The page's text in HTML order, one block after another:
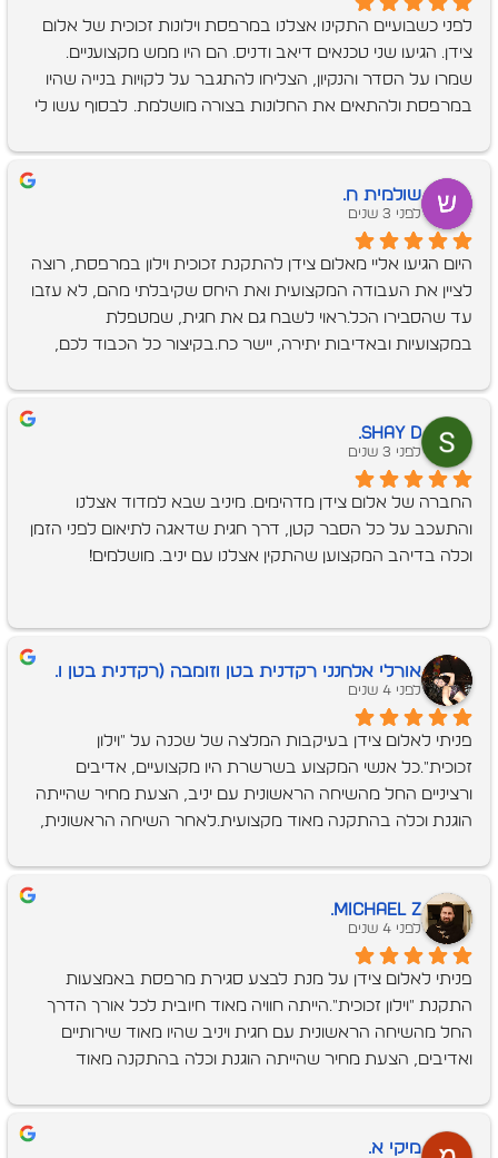
לפני כשבועיים התקינו אצלנו במרפסת וילונות זכוכית של אלום
צידן. הגיעו שני טכנאים דיאב ודניס. הם היו ממש מקצועניים.
שמרו על הסדר והנקיון, הצליחו להתגבר על לקויות בנייה שהיו
במרפסת ולהתאים את החלונות בצורה מושלמת. לבסוף עשו לי
היו ממש נחמדים ברמות שלא רגילים לראות פה בארץ. מאז
בחום.
שולמית ח.
לפני 3 שנים
היום הגיעו אליי מאלום צידן להתקנת זכוכית וילון במרפסת, רוצה
לציין את העבודה המקצועית ואת היחס שקיבלתי מהם, לא עזבו
עד שהסבירו הכל.ראוי לשבח גם את חגית, שמטפלת
במקצועיות ובאדיבות יתירה, יישר כח.בקיצור כל הכבוד לכם,
Shay D.
לפני 3 שנים
החברה של אלום צידן מדהימים. מיניב שבא למדוד אצלנו
והתעכב על כל הסבר קטן, דרך חגית שדאגה לתיאום לפני הזמן
וכלה בדיהב המקצוען שהתקין אצלנו עם יניב. מושלמים!
‫אורלי אלחנני רקדנית בטן וזומבה (רקדנית בטן ו.
לפני 4 שנים
פניתי לאלום צידן בעיקבות המלצה של שכנה על "וילון
זכוכית".כל אנשי המקצוע בשרשרת היו מקצועיים, אדיבים
ורציניים החל מהשיחה הראשונית עם יניב, הצעת מחיר שהייתה
הוגנת וכלה בהתקנה מאוד מקצועית.לאחר השיחה הראשונית,
חודשים. הכל בוצע לפי לוח הזמנים שנקבע..ביום ההתקנה,
הסופי ומהשירותיות לכל אורך הדרך.תודה לכם !
Michael Z.
לפני 4 שנים
פניתי לאלום צידן על מנת לבצע סגירת מרפסת באמצעות
התקנת "וילון זכוכית".הייתה חוויה מאוד חיובית לכל אורך הדרך
החל מהשיחה הראשונית עם חגית ויניב שהיו מאוד שירותיים
ואדיבים, הצעת מחיר שהייתה הוגנת וכלה בהתקנה מאוד
סגרנו על מחיר וזמן אספקה של 3 חודשים. בפועל, לקח פחות
מיקי א.